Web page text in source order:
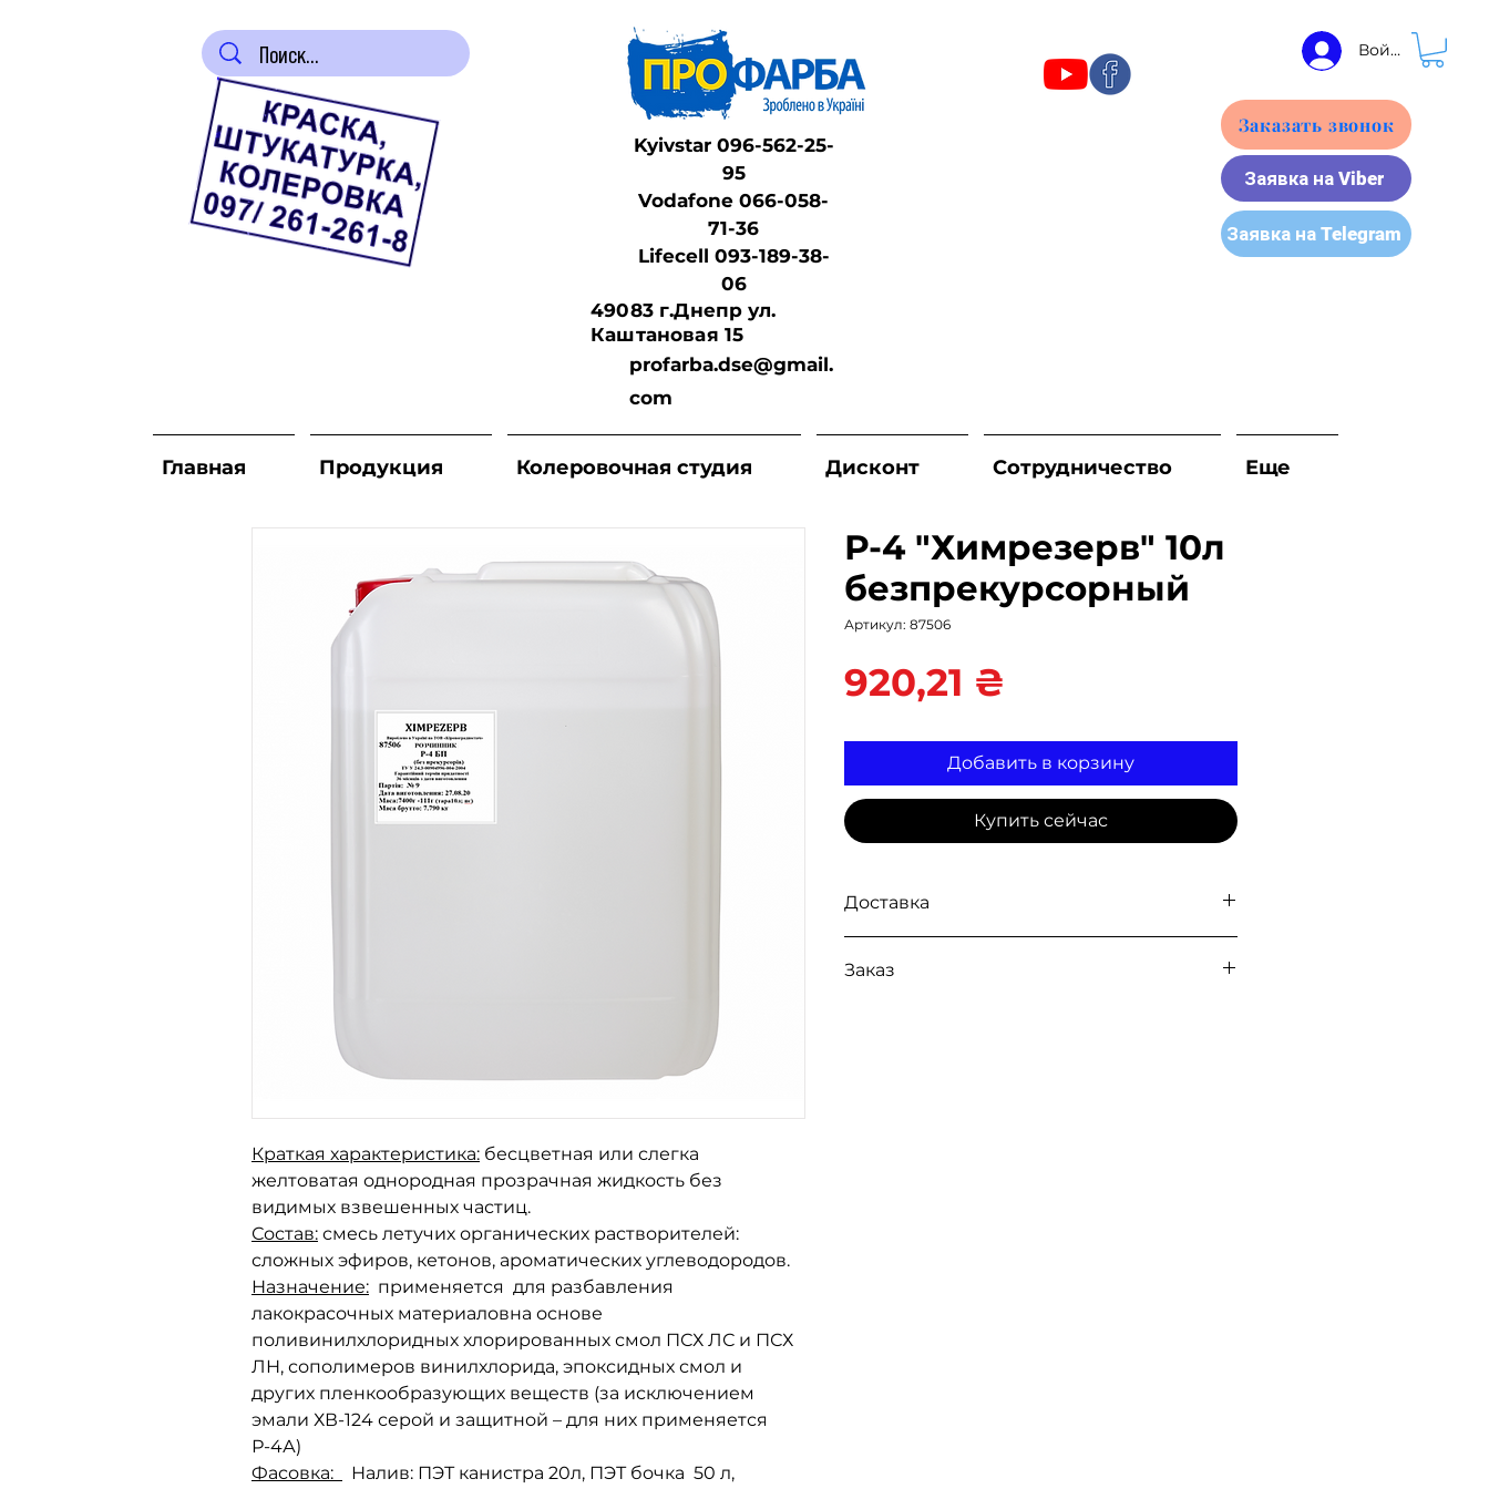
Заявка на Telegram
Заявка на Viber
Заказать звонок
Kyivstar 096-562-25-
95
Vodafone 066-058-
71-36
Lifeсell 093-189-38-
06
49083 г.Днепр ул.
Каштановая 15
profarba.dse@gmail.
com
Главная Продукция Колеровочная студия Дисконт Сотрудничество Еще
Войти
Краткая характеристика: бесцветная или слегка
желтоватая однородная прозрачная жидкость без
видимых взвешенных частиц.
Состав: смесь летучих органических растворителей:
сложных эфиров, кетонов, ароматических углеводородов.
Назначение: применяется для разбавления
лакокрасочных материаловна основе
поливинилхлоридных хлорированных смол ПСХ ЛС и ПСХ
ЛН, сополимеров винилхлорида, эпоксидных смол и
других пленкообразующих веществ (за исключением
эмали ХВ-124 серой и защитной – для них применяется
Р-4А)
Фасовка:
Налив: ПЭТ канистра 20л, ПЭТ бочка 50 л,
Р-4 "Химрезерв" 10л
безпрекурсорный
Артикул: 87506
920,21 ₴
Добавить в корзину
Купить сейчас
Доставка
так же доставка
Заказ